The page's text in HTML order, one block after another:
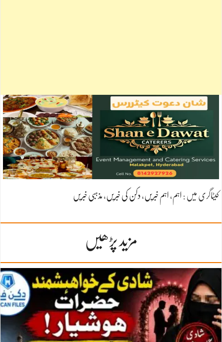
کیٹاگری میں : اہم ، اہم خبریں ، دکن کی خبریں ، مذہبی خبریں
مزید پڑھیں